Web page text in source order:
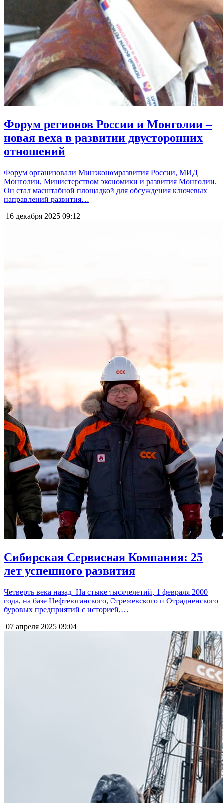
Форум регионов России и Монголии –
новая веха в развитии двусторонних
отношений
Форум организовали Минэкономразвития России, МИД
Монголии, Министерством экономики и развития Монголии.
Он стал масштабной площадкой для обсуждения ключевых
направлений развития…
16 декабря 2025 09:12
Сибирская Сервисная Компания: 25
лет успешного развития
Четверть века назад На стыке тысячелетий, 1 февраля 2000
года, на базе Нефтеюганского, Стрежевского и Отрадненского
буровых предприятий с историей,…
07 апреля 2025 09:04